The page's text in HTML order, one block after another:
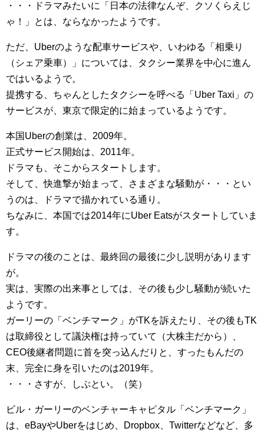
・・・ドラマみたいに「日本の法律なんぞ、クソくらえじ
ゃ！」とは、ならなかったようです。
ただ、Uberのような配車サービスや、いわゆる「相乗り
（シェア乗車）」については、タクシー業界を中心に進ん
ではいるようで。
提携する、ちゃんとしたタクシーを呼べる「Uber Taxi」の
サービスが、東京で限定的に始まっているようです。
本国Uberの創業は、2009年。
正式サービス開始は、2011年。
ドラマも、そこからスタートします。
そして、快進撃が始まって、さまざまな騒動が・・・とい
うのは、ドラマで描かれている通り。
ちなみに、本国では2014年にUber Eatsがスタートしていま
す。
ドラマの後のことは、最終回の最後に少し説明があります
が。
実は、実際の出来事としては、その後も少し騒動が続いた
ようです。
ガーリーの「ベンチマーク」がTKを訴えたり、その後もTK
は取締役として議決権は持っていて（大株主だから）、
CEO後継者問題に首を突っ込んだりと、すったもんだの
末、完全に身を引いたのは2019年。
・・・さすが、しぶとい。（笑）
ビル・ガーリーのベンチャーキャピタル「ベンチマーク」
は、eBayやUberをはじめ、Dropbox、Twitterなどなど、多